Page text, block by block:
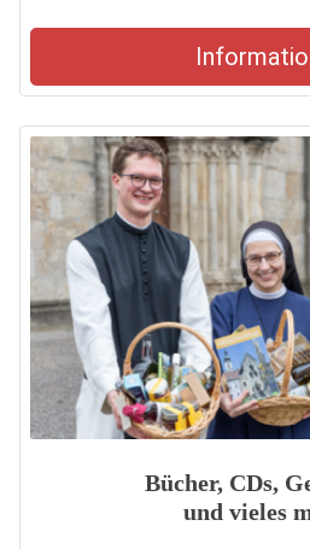
Bücher, CDs,
und vieles